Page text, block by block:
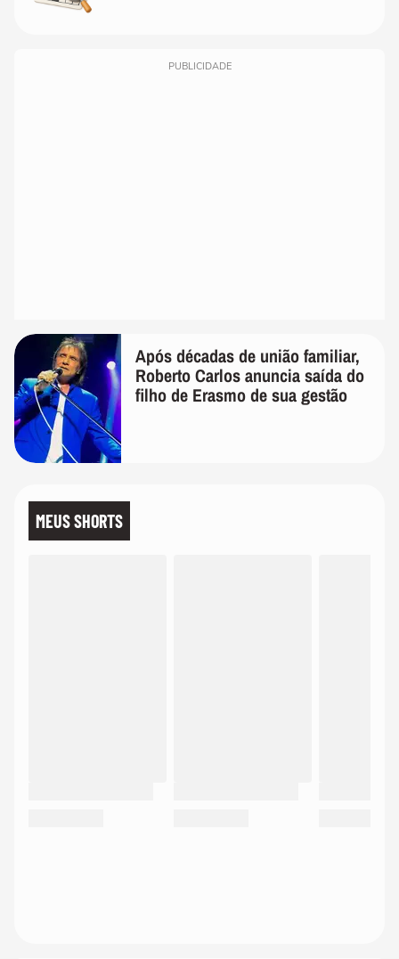
PUBLICIDADE
Após décadas de união familiar,
Roberto Carlos anuncia saída do
filho de Erasmo de sua gestão
MEUS SHORTS